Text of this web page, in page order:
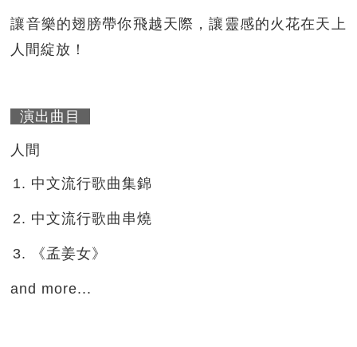
讓音樂的翅膀帶你飛越天際，讓靈感的火花在天上
人間綻放！
演出曲目
人間
中文流行歌曲集錦
中文流行歌曲串燒
《孟姜女》
and more...